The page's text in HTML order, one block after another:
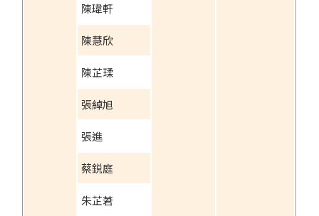
陳瑋軒
陳慧欣
陳芷瑈
張綽旭
張進
蔡鋭庭
朱芷莙